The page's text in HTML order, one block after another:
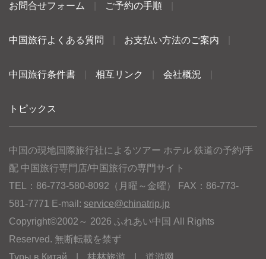
お問合せフォーム ご予約の手順
中国旅行よくある質問 お支払い方法のご案内
中国旅行条件書 相互リンク 会社概況
トピックス
中国の現地国際旅行社によるツアー ホテル 鉄道の予約/手
配 中国旅行専門店/中国旅行の専門サイト
TEL：86-773-580-8092（月曜～金曜） FAX：86-773-
581-7771 E-mail: service@chinatrip.jp
Copyright©2002～ 2026 ふれあい中国 All Rights
Reserved. 無断転載を禁ず
Туры в Китай
桂林旅游 道游网